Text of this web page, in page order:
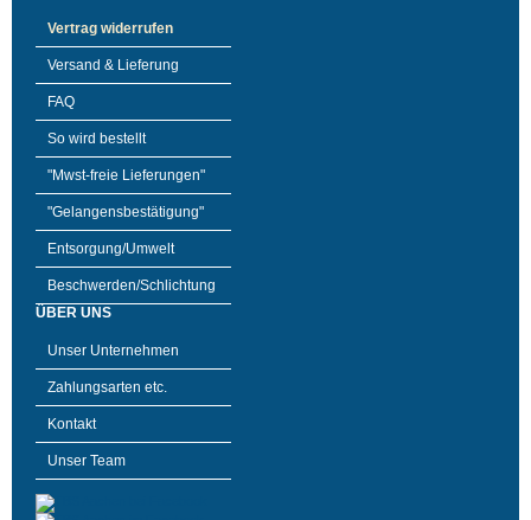
Vertrag widerrufen
Versand & Lieferung
FAQ
So wird bestellt
"Mwst-freie Lieferungen"
"Gelangensbestätigung"
Entsorgung/Umwelt
Beschwerden/Schlichtung
ÜBER UNS
Unser Unternehmen
Zahlungsarten etc.
Kontakt
Unser Team